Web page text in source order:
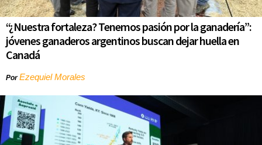
“¿Nuestra fortaleza? Tenemos pasión por la ganadería”:
jóvenes ganaderos argentinos buscan dejar huella en
Canadá
PorEzequiel Morales